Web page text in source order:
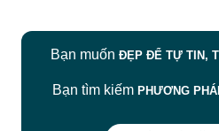
Bạn muốn ĐẸP ĐỂ TỰ TIN,
Bạn tìm kiếm PHƯƠNG